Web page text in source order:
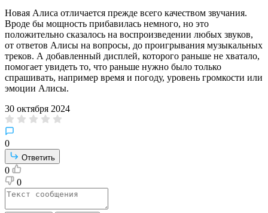
Новая Алиса отличается прежде всего качеством звучания.
Вроде бы мощность прибавилась немного, но это
положительно сказалось на воспроизведении любых звуков,
от ответов Алисы на вопросы, до проигрывания музыкальных
треков. А добавленный дисплей, которого раньше не хватало,
помогает увидеть то, что раньше нужно было только
спрашивать, например время и погоду, уровень громкости или
эмоции Алисы.
30 октября 2024
0
Ответить
0
0